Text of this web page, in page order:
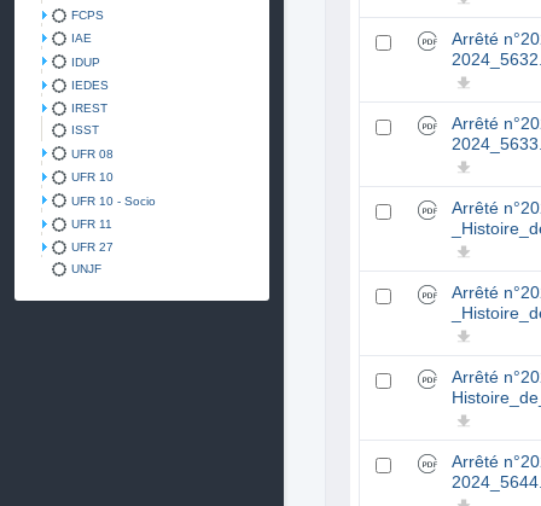
FCPS
IAE
IDUP
IEDES
IREST
ISST
UFR 08
UFR 10
UFR 10 - Socio
UFR 11
UFR 27
UNJF
Arrêté
Arrêté
Arrêté
Arrêté
Arrêté
Arrêté